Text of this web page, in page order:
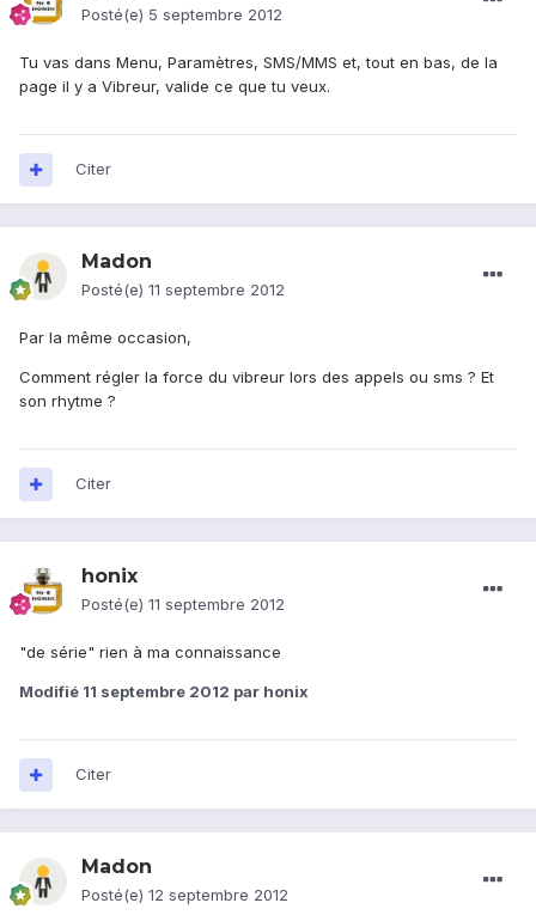
Posté(e) 5 septembre 2012
Tu vas dans Menu, Paramètres, SMS/MMS et, tout en bas, de la
page il y a Vibreur, valide ce que tu veux.
Citer
Madon
Posté(e) 11 septembre 2012
Par la même occasion,
Comment régler la force du vibreur lors des appels ou sms ? Et
son rhytme ?
Citer
honix
Posté(e) 11 septembre 2012
"de série" rien à ma connaissance
Modifié 11 septembre 2012 par honix
Citer
Madon
Posté(e) 12 septembre 2012